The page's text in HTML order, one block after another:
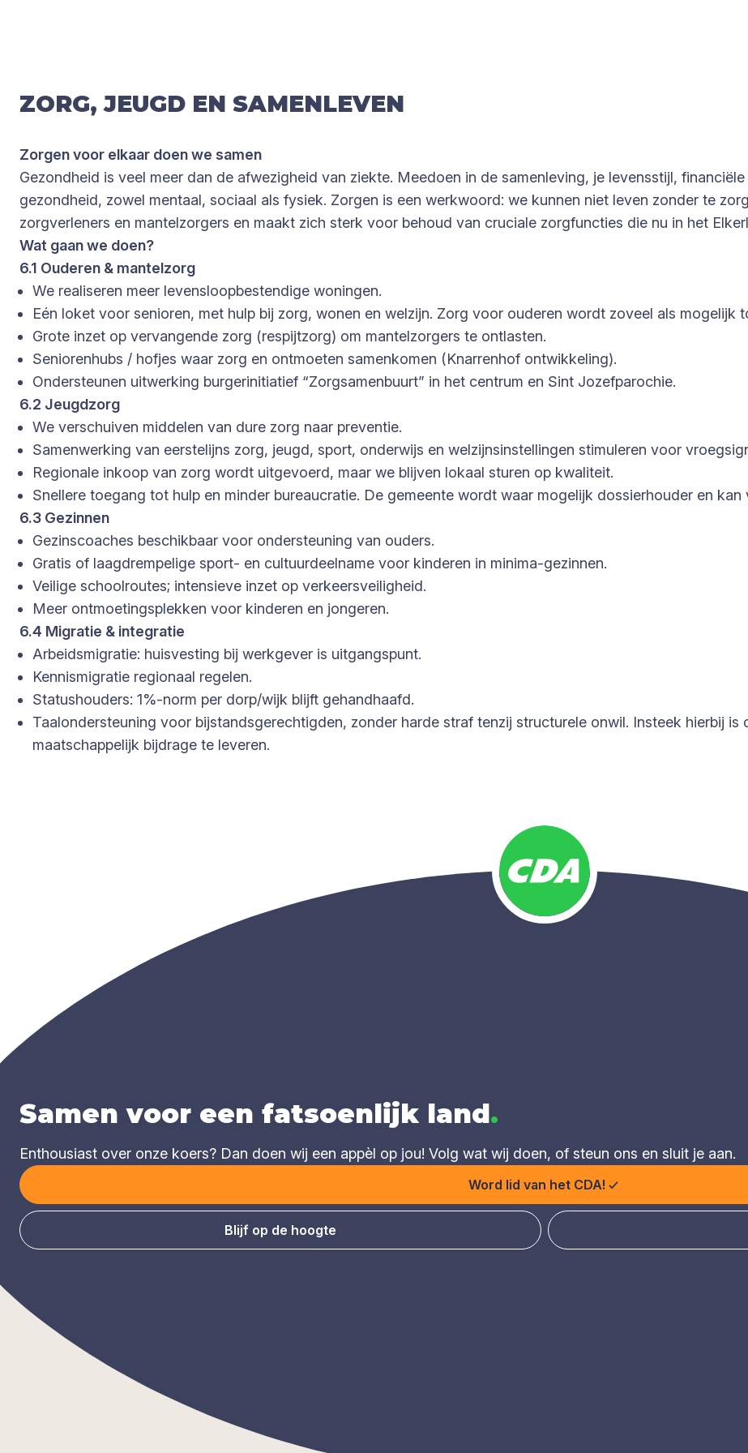
ZORG,JEUGD EN SAMEN­LE­VEN
Zorgen voor elkaar doen we samen
Gezondheid is veel meer dan de afwezigheid van ziekte. Meedoen in de samenleving, je levensstijl,
gezondheid, zowel mentaal, sociaal als fysiek. Zorgen is een werkwoord: we kunnen niet leven zonder te
zorgverleners en mantelzorgers en maakt zich sterk voor behoud van cruciale zorgfuncties die nu in het
Wat gaan we doen?
6.1 Ouderen & mantelzorg
We realiseren meer levensloopbestendige woningen.
Eén loket voor senioren, met hulp bij zorg, wonen en welzijn. Zorg voor ouderen wordt zoveel als mogelijk
Grote inzet op vervangende zorg (respijtzorg) om mantelzorgers te ontlasten.
Seniorenhubs / hofjes waar zorg en ontmoeten samenkomen (Knarrenhof ontwikkeling).
Ondersteunen uitwerking burgerinitiatief “Zorgsamenbuurt” in het centrum en Sint Jozefparochie.
6.2 Jeugdzorg
We verschuiven middelen van dure zorg naar preventie.
Samenwerking van eerstelijns zorg, jeugd, sport, onderwijs en welzijnsinstellingen stimuleren voor
Regionale inkoop van zorg wordt uitgevoerd, maar we blijven lokaal sturen op kwaliteit.
Snellere toegang tot hulp en minder bureaucratie. De gemeente wordt waar mogelijk dossierhouder en
6.3 Gezinnen
Gezinscoaches beschikbaar voor ondersteuning van ouders.
Gratis of laagdrempelige sport- en cultuurdeelname voor kinderen in minima-gezinnen.
Veilige schoolroutes; intensieve inzet op verkeersveiligheid.
Meer ontmoetingsplekken voor kinderen en jongeren.
6.4 Migratie & integratie
Arbeidsmigratie: huisvesting bij werkgever is uitgangspunt.
Kennismigratie regionaal regelen.
Statushouders: 1%-norm per dorp/wijk blijft gehandhaafd.
Taalondersteuning voor bijstandsgerechtigden, zonder harde straf tenzij structurele onwil. Insteek hierbij is
maatschappelijk bijdrage te leveren.
Samen voor een fatsoenlijk land.
Enthousiast over onze koers? Dan doen wij een appèl op jou! Volg wat wij doen, of steun ons en sluit je aan.
Word lid van het CDA!
Blijf op de hoogte